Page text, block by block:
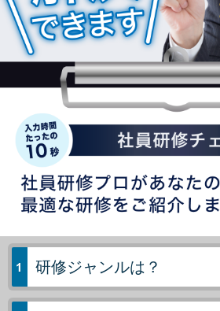
研修ジャンルは？